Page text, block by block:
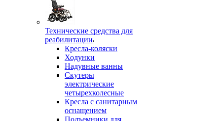
Технические средства для
реабилитации
Кресла-коляски
Ходунки
Надувные ванны
Скутеры
электрические
четырехколесные
Кресла с санитарным
оснащением
Подъемники для